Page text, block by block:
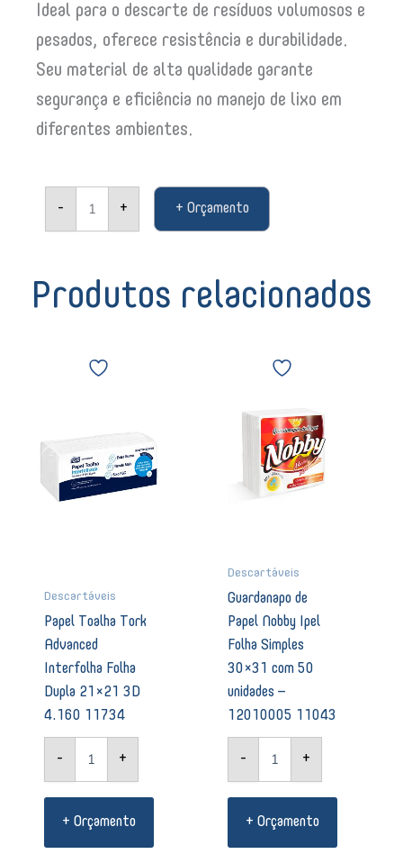
Ideal para o descarte de resíduos volumosos e
pesados, oferece resistência e durabilidade.
Seu material de alta qualidade garante
segurança e eficiência no manejo de lixo em
diferentes ambientes.
-
Lixo
Preto
80x82x20kg
18105
11319
+ + Orçamento
Produtos relacionados
Descartáveis
Papel Toalha Tork
Advanced
Interfolha Folha
Dupla 21×21 3D
4.160 11734
-
Toalha
Dupla
21x21
3D
+
+ Orçamento
Descartáveis
Guardanapo de
Papel Nobby Ipel
Folha Simples
30×31 com 50
unidades –
12010005 11043
-
Ipel
Folha
Simples
30x31
com
12010005
11043
quantidade
+
+ Orçamento